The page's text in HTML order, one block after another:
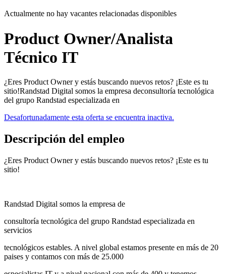
Actualmente no hay vacantes relacionadas disponibles
Product Owner/Analista
Técnico IT
¿Eres Product Owner y estás buscando nuevos retos? ¡Este es tu
sitio!Randstad Digital somos la empresa deconsultoría tecnológica
del grupo Randstad especializada en
Desafortunadamente esta oferta se encuentra inactiva.
Descripción del empleo
¿Eres Product Owner y estás buscando nuevos retos? ¡Este es tu
sitio!
Randstad Digital somos la empresa de
consultoría tecnológica del grupo Randstad especializada en
servicios
tecnológicos estables. A nivel global estamos presente en más de 20
paises y contamos con más de 25.000